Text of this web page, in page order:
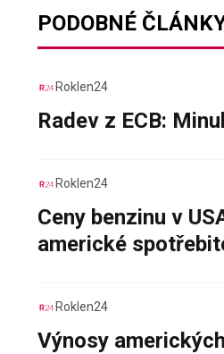
PODOBNÉ
Roklen24
Radev z ECB:
Roklen24
Ceny benzinu v
americké
Roklen24
Výnosy